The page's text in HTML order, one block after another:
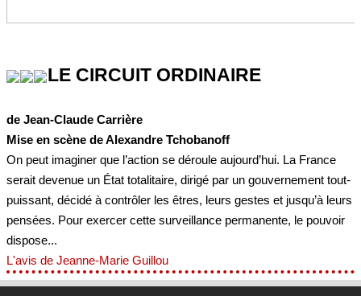
LE CIRCUIT ORDINAIRE
de Jean-Claude Carrière
Mise en scène de Alexandre Tchobanoff
On peut imaginer que l’action se déroule aujourd’hui. La France
serait devenue un État totalitaire, dirigé par un gouvernement tout-
puissant, décidé à contrôler les êtres, leurs gestes et jusqu’à leurs
pensées. Pour exercer cette surveillance permanente, le pouvoir
dispose...
L'avis de Jeanne-Marie Guillou